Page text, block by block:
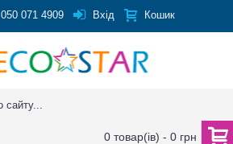
050 071 4909 Вхід Кошик
0 товар(ів) - 0 грн